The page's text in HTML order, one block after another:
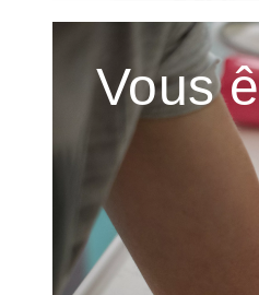
Vous